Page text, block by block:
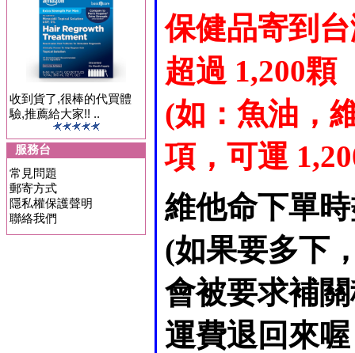
收到貨了,很棒的代買體
驗,推薦給大家!! ..
服務台
常見問題
郵寄方式
隱私權保護聲明
聯絡我們
保健品寄到
超過 1,200顆
(如：魚油，
項，可運
維他命下單
(如果要多下
會被要求補
運費退回來